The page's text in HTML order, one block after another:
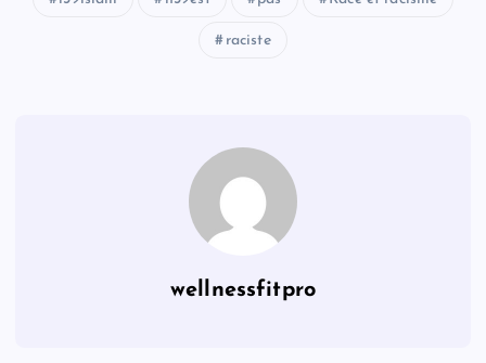
raciste
wellnessfitpro